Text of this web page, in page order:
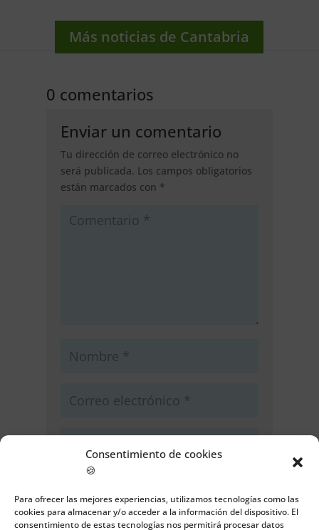
Consentimiento de cookies
🍪
Para ofrecer las mejores experiencias, utilizamos tecnologías como las
cookies para almacenar y/o acceder a la información del dispositivo. El
consentimiento de estas tecnologías nos permitirá procesar datos
Más noticias de Cantabria
0 comentarios
Enviar un comentario
Tu dirección de correo electrónico no
será publicada. Los campos obligatorios
están marcados con *
electrónico y web en este navegador
para la próxima vez que comente.